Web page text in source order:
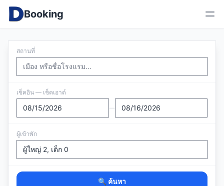
Booking
สถานที่
เช็คอิน — เช็คเอาต์
—
ผู้เข้าพัก
🔍 ค้นหา